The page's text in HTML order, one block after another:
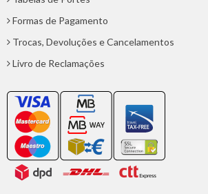
Formas de Pagamento
Trocas, Devoluções e Cancelamentos
Livro de Reclamações